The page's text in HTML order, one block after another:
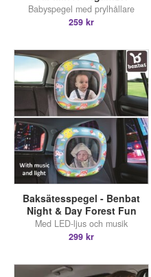
Babyspegel med prylhållare
259 kr
Baksätesspegel - Benbat
Night & Day Forest Fun
Med LED-ljus och musik
299 kr